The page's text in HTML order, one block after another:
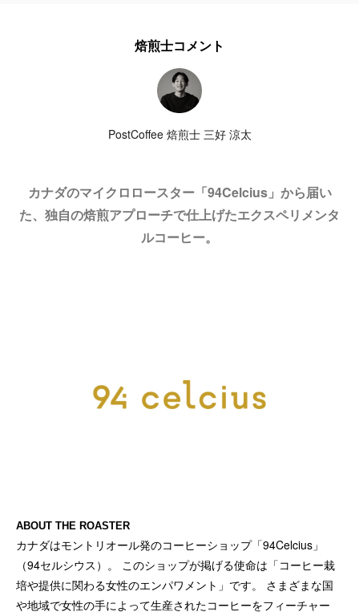
焙煎士コメント
PostCoffee 焙煎士 三好 涼太
カナダのマイクロロースター「94Celcius」から届い
た、独自の焙煎アプローチで仕上げたエクスペリメンタ
ルコーヒー。
ABOUT THE ROASTER
カナダはモントリオール発のコーヒーショップ「94Celcius」
（94セルシウス）。 このショップが掲げる使命は「コーヒー栽
培や提供に関わる女性のエンパワメント」です。 さまざまな国
や地域で女性の手によって生産されたコーヒーをフィーチャー